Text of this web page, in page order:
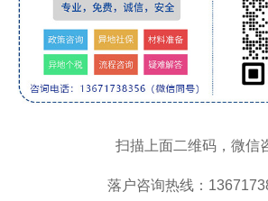
扫描上面二维码，微信
落户咨询热线：